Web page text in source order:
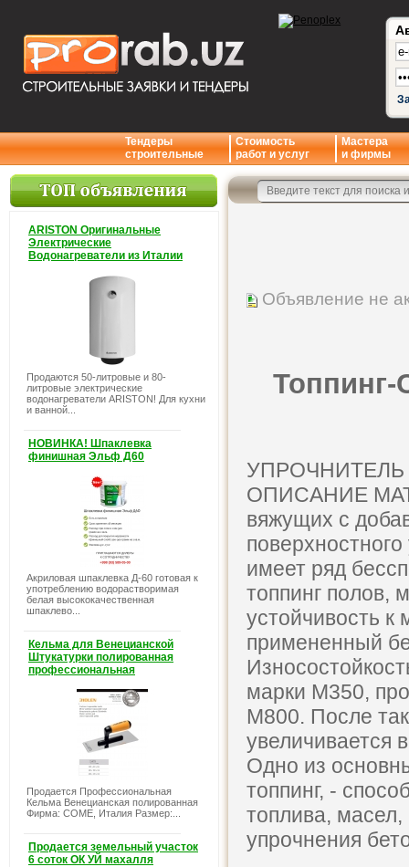
Тендеры
строительные
Стоимость
работ и услуг
Мастера
и фирмы
ARISTON Оригинальные
Электрические
Водонагреватели из Италии
Продаются 50-литровые и 80-
литровые электрические
водонагреватели ARISTON! Для кухни
и ванной...
НОВИНКА! Шпаклевка
финишная Эльф Д60
Акриловая шпаклевка Д-60 готовая к
употреблению водорастворимая
белая высококачественная
шпаклево...
Кельма для Венецианской
Штукатурки полированная
профессиональная
Продается Профессиональная
Кельма Венецианская полированная
Фирма: COME, Италия Размер:...
Продается земельный участок
6 соток ОК УЙ махалля
Объявление не
Топпинг-
ОПИСАНИЕ
вяжущих с
имеет ряд
топпинг полов,
устойчивость
примененный
марки М350,
М800. После
увеличивается
Одно из
топпинг, -
топлива, масел,
упрочнения